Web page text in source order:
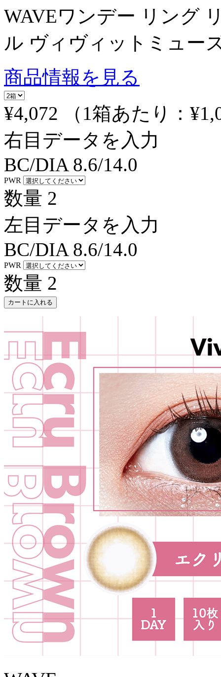
WAVEワンデー リング
ル ヴィヴィットミュー
商品情報を見る
¥4,072
（1箱あたり：
右目データを入力
BC/DIA 8.6/14.0
PWR
数量 2
左目データを入力
BC/DIA 8.6/14.0
PWR
数量 2
カートに入れる